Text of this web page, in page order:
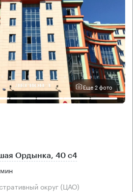
Еще 2 фото
Ордынка, 40 с4
округ (ЦАО)